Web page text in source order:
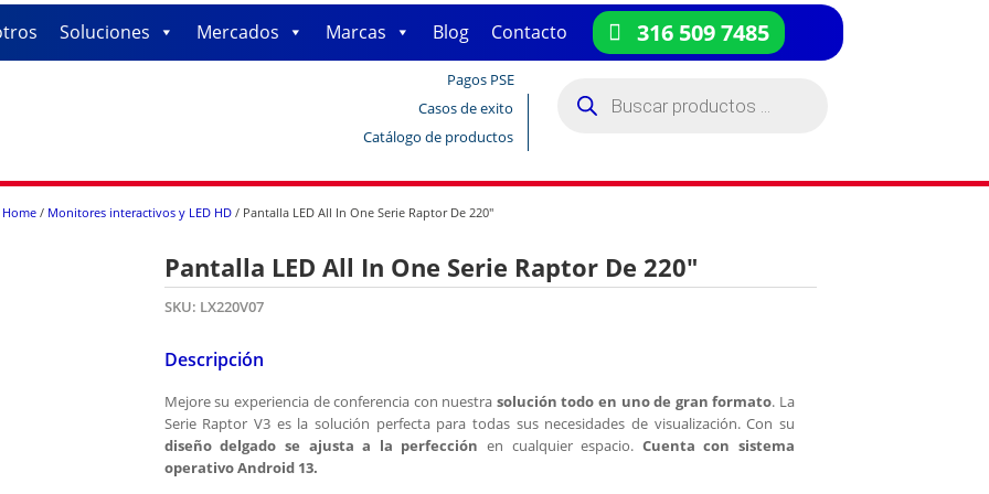
Soluciones Mercados Marcas Blog Contacto 316 509 7485
Pagos PSE
Casos de exito
Catálogo de productos
productos
Home/ Monitores interactivos y LED HD/ Pantalla LED All In One Serie Raptor De 220″
Pantalla LED All In One Serie Raptor De 220″
SKU: LX220V07
Descripción
Mejore su experiencia de conferencia con nuestra solución todo en uno de gran formato. La
Serie Raptor V3 es la solución perfecta para todas sus necesidades de visualización. Con su
diseño delgado se ajusta a la perfección en cualquier espacio. Cuenta con sistema
operativo Android 13.